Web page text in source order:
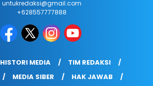
untukredaksi@gmail.com
+628557777888
HISTORI MEDIA
TIM REDAKSI
MEDIA SIBER
HAK JAWAB